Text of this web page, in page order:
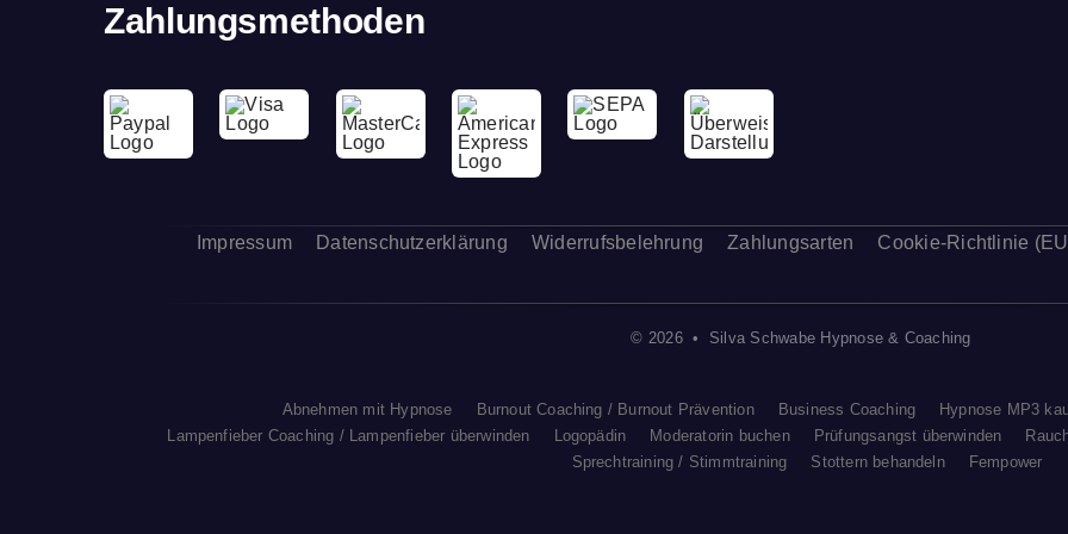
Zahlungsmethoden
Impressum Datenschutzerklärung Widerrufsbelehrung Zahlungsarten Cookie-Richtlinie
© 2026 • Silva Schwabe Hypnose & Coaching
Abnehmen mit Hypnose Burnout Coaching / Burnout Prävention Business Coaching Hypnose MP3
Lampenfieber Coaching / Lampenfieber überwinden
Logopädin Moderatorin buchen Prüfungsangst überwinden
Sprechtraining / Stimmtraining
Stottern behandeln Fempower